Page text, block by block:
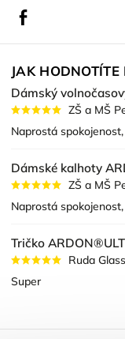
JAK
Dámský
ZŠ a MŠ
Naprostá
Dámské kalhoty
ZŠ a MŠ
Naprostá
Tričko
Ruda
Super